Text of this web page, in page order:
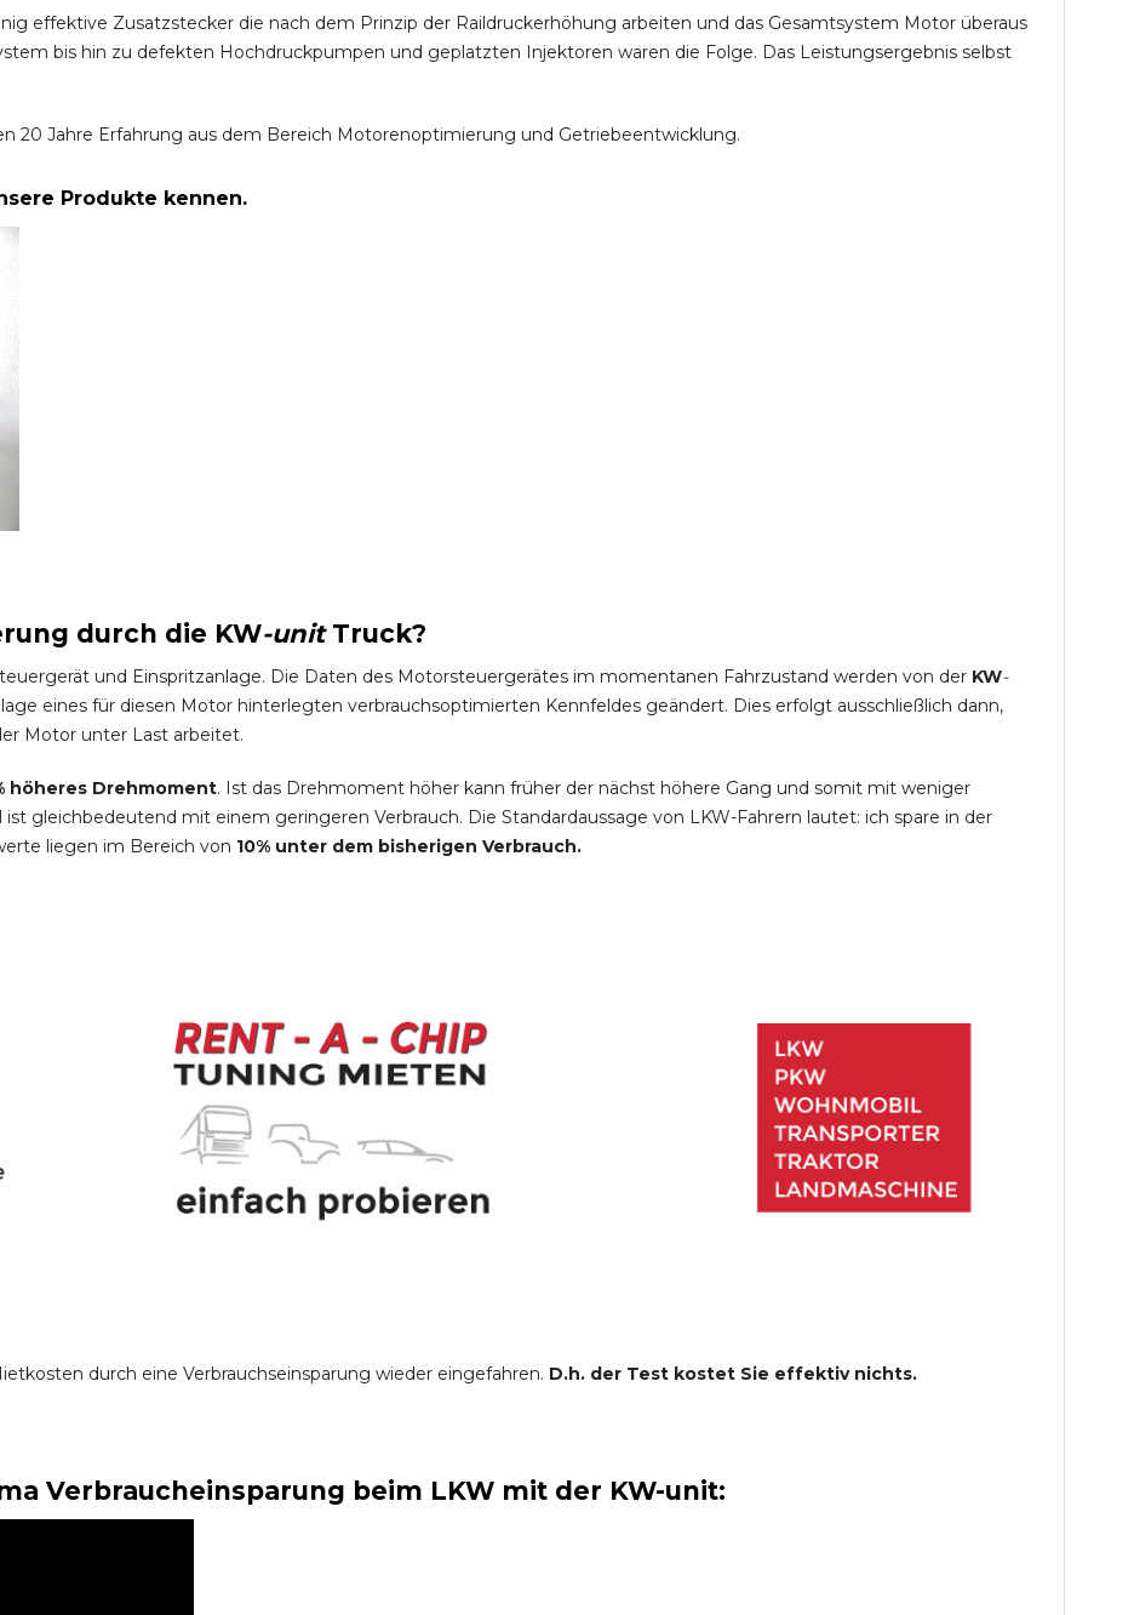
effektive Zusatzstecker die nach dem Prinzip der Raildruckerhöhung arbeiten und das Gesamtsystem Motor überaus
bis hin zu defekten Hochdruckpumpen und geplatzten Injektoren waren die Folge. Das Leistungsergebnis selbst
20 Jahre Erfahrung aus dem Bereich Motorenoptimierung und Getriebeentwicklung.
Produkte kennen.
durch die KW-unit Truck?
und Einspritzanlage. Die Daten des Motorsteuergerätes im momentanen Fahrzustand werden von der KW-
eines für diesen Motor hinterlegten verbrauchsoptimierten Kennfeldes geändert. Dies erfolgt ausschließlich dann,
Motor unter Last arbeitet.
höheres Drehmoment. Ist das Drehmoment höher kann früher der nächst höhere Gang und somit mit weniger
gleichbedeutend mit einem geringeren Verbrauch. Die Standardaussage von LKW-Fahrern lautet: ich spare in der
liegen im Bereich von 10% unter dem bisherigen Verbrauch.
durch eine Verbrauchseinsparung wieder eingefahren. D.h. der Test kostet Sie effektiv nichts.
Verbraucheinsparung beim LKW mit der KW-unit: